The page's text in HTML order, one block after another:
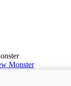
Monster